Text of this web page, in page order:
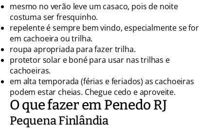
mesmo no verão leve um casaco, pois de noite
costuma ser fresquinho.
repelente é sempre bem vindo, especialmente se for
em cachoeira ou trilha.
roupa apropriada para fazer trilha.
protetor solar e boné para usar nas trilhas e
cachoeiras.
em alta temporada (férias e feriados) as cachoeiras
podem estar cheias. Chegue cedo e aproveite.
O que fazer em Penedo RJ
Pequena Finlândia